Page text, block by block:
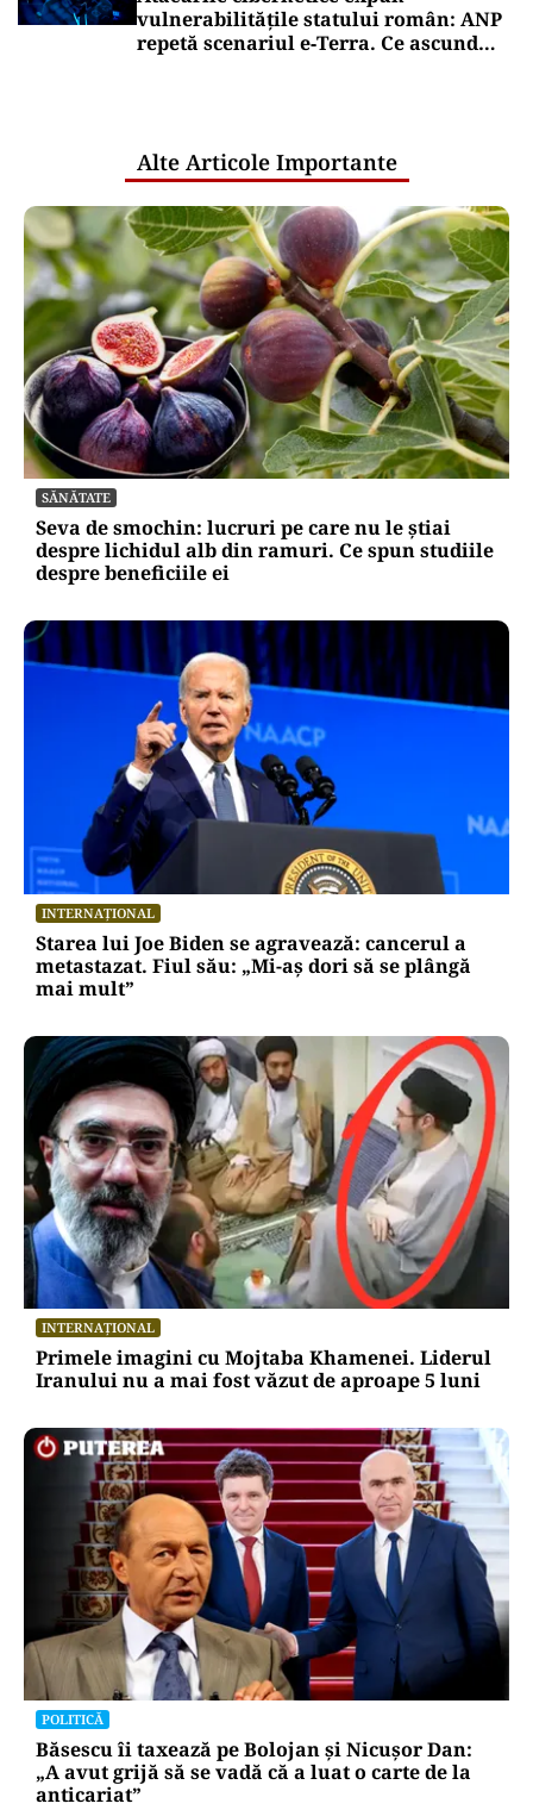
vulnerabilitățile statului român: ANP
repetă scenariul e‑Terra. Ce ascund
Alte Articole Importante
SĂNĂTATE
Seva de smochin: lucruri pe care nu le știai
despre lichidul alb din ramuri. Ce spun studiile
despre beneficiile ei
INTERNAȚIONAL
Starea lui Joe Biden se agravează: cancerul a
metastazat. Fiul său: „Mi-aș dori să se plângă
mai mult”
INTERNAȚIONAL
Primele imagini cu Mojtaba Khamenei. Liderul
Iranului nu a mai fost văzut de aproape 5 luni
POLITICĂ
Băsescu îi taxează pe Bolojan și Nicușor Dan:
„A avut grijă să se vadă că a luat o carte de la
anticariat”